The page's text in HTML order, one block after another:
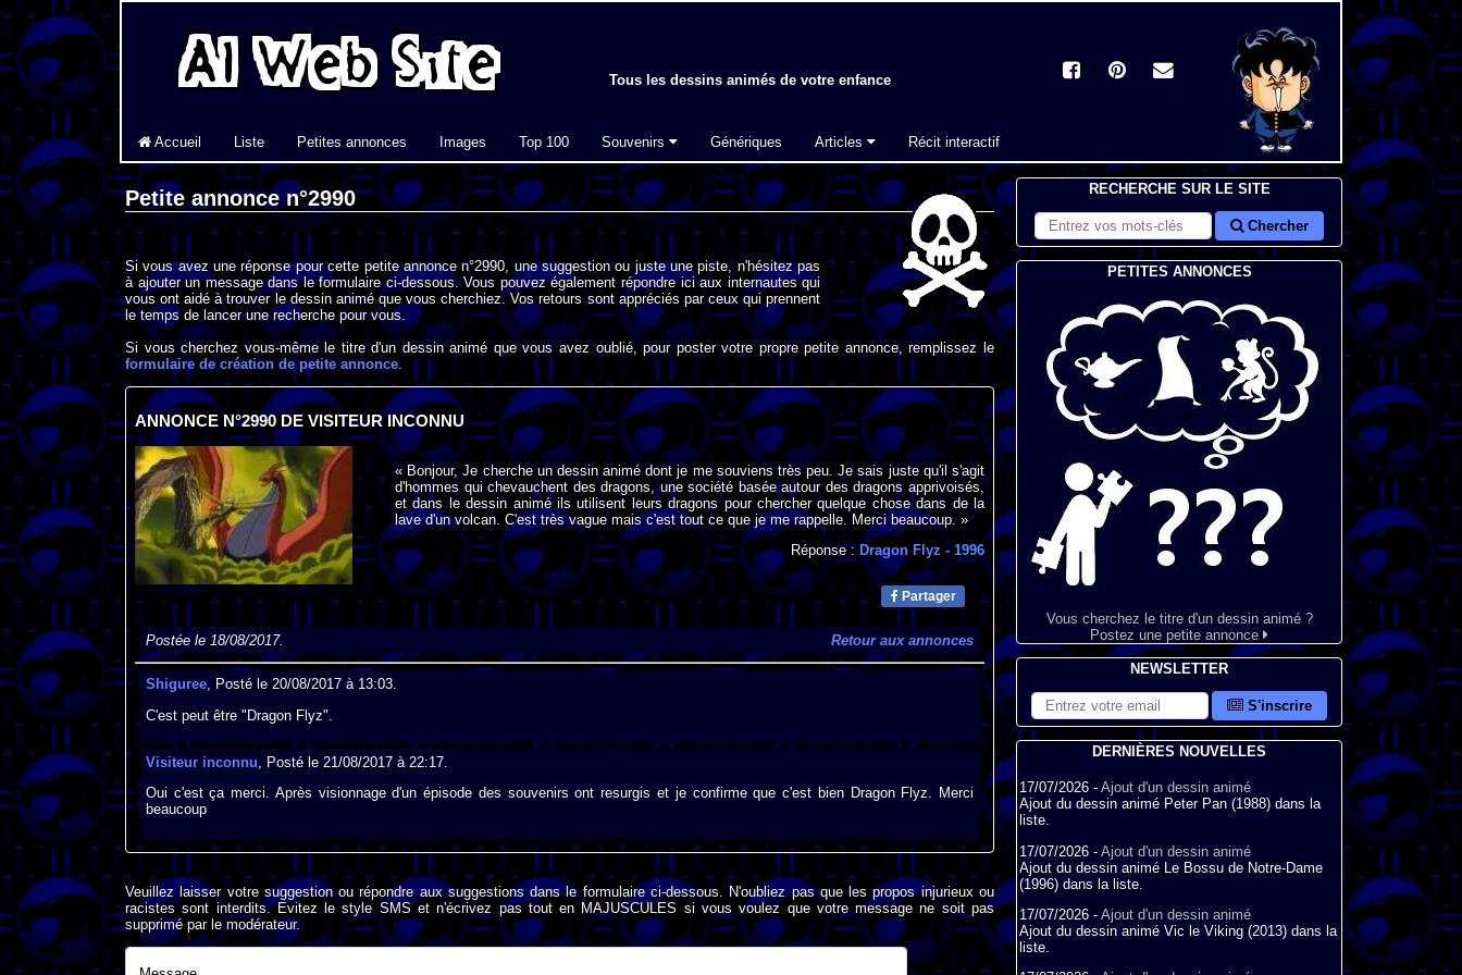
Tous les dessins animés de votre enfance
Accueil Liste Petites annonces Images Top 100 Souvenirs Génériques Articles Récit interactif
Petite annonce n°2990
Si vous avez une réponse pour cette petite annonce n°2990, une suggestion ou juste une piste, n'hésitez pas
à ajouter un message dans le formulaire ci-dessous. Vous pouvez également répondre ici aux internautes qui
vous ont aidé à trouver le dessin animé que vous cherchiez. Vos retours sont appréciés par ceux qui prennent
le temps de lancer une recherche pour vous.
Si vous cherchez vous-même le titre d'un dessin animé que vous avez oublié, pour poster votre propre petite annonce, remplissez le
formulaire de création de petite annonce.
ANNONCE N°2990 DE VISITEUR INCONNU
« Bonjour, Je cherche un dessin animé dont je me souviens très peu. Je sais juste qu'il s'agit
d'hommes qui chevauchent des dragons, une société basée autour des dragons apprivoisés,
et dans le dessin animé ils utilisent leurs dragons pour chercher quelque chose dans de la
lave d'un volcan. C'est très vague mais c'est tout ce que je me rappelle. Merci beaucoup. »
Réponse :Dragon Flyz - 1996
Partager
Postée le 18/08/2017. Retour aux annonces
Shiguree, Posté le 20/08/2017 à 13:03.
C'est peut être "Dragon Flyz".
Visiteur inconnu, Posté le 21/08/2017 à 22:17.
Oui c'est ça merci. Après visionnage d'un épisode des souvenirs ont resurgis et je confirme que c'est bien Dragon Flyz. Merci
beaucoup
Veuillez laisser votre suggestion ou répondre aux suggestions dans le formulaire ci-dessous. N'oubliez pas que les propos injurieux ou
racistes sont interdits. Evitez le style SMS et n'écrivez pas tout en MAJUSCULES si vous voulez que votre message ne soit pas
supprimé par le modérateur.
RECHERCHE SUR LE SITE
Chercher
PETITES ANNONCES
Vous cherchez le titre d'un dessin animé ?
Postez une petite annonce
NEWSLETTER
S'inscrire
DERNIÈRES NOUVELLES
17/07/2026 - Ajout d'un dessin animé
Ajout du dessin animé Peter Pan (1988) dans la
liste.
17/07/2026 - Ajout d'un dessin animé
Ajout du dessin animé Le Bossu de Notre-Dame
(1996) dans la liste.
17/07/2026 - Ajout d'un dessin animé
Ajout du dessin animé Vic le Viking (2013) dans la
liste.